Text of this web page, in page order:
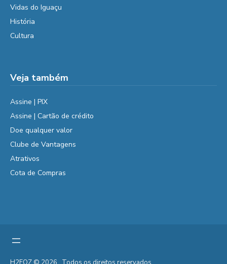
Vidas do Iguaçu
História
Cultura
Veja também
Assine | PIX
Assine | Cartão de crédito
Doe qualquer valor
Clube de Vantagens
Atrativos
Cota de Compras